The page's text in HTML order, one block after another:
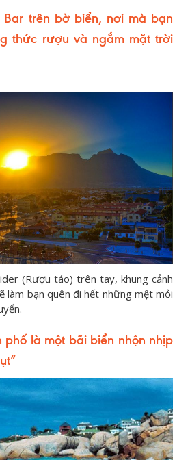
trên bờ biển, nơi mà bạn
thức rượu và ngắm mặt trời
(Rượu táo) trên tay, khung cảnh
làm bạn quên đi hết những mệt mỏi
phố là một bãi biển nhộn nhịp